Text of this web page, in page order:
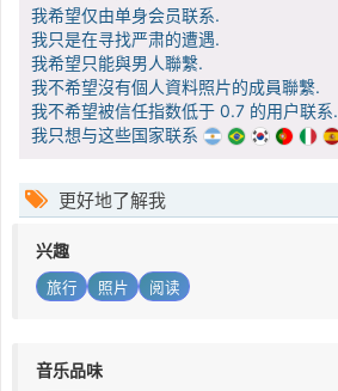
我希望仅由单身会员联系.
我只是在寻找严肃的遭遇.
我希望只能與男人聯繫.
我不希望沒有個人資料照片的成員聯繫.
我不希望被信任指数低于 0.7 的用户联系.
我只想与这些国家联系
更好地了解我
兴趣
旅行 照片 阅读
音乐品味